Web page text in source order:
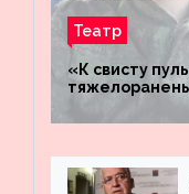
Театр
«К свисту
четыре
поле